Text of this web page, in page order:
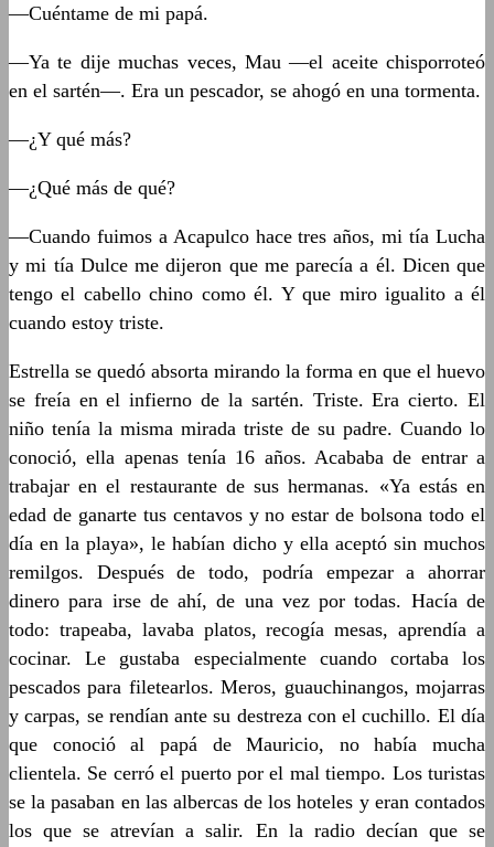
—Cuéntame de mi papá.
—Ya te dije muchas veces, Mau —el aceite chisporroteó
en el sartén—. Era un pescador, se ahogó en una tormenta.
—¿Y qué más?
—¿Qué más de qué?
—Cuando fuimos a Acapulco hace tres años, mi tía Lucha
y mi tía Dulce me dijeron que me parecía a él. Dicen que
tengo el cabello chino como él. Y que miro igualito a él
cuando estoy triste.
Estrella se quedó absorta mirando la forma en que el huevo
se freía en el infierno de la sartén. Triste. Era cierto. El
niño tenía la misma mirada triste de su padre. Cuando lo
conoció, ella apenas tenía 16 años. Acababa de entrar a
trabajar en el restaurante de sus hermanas. «Ya estás en
edad de ganarte tus centavos y no estar de bolsona todo el
día en la playa», le habían dicho y ella aceptó sin muchos
remilgos. Después de todo, podría empezar a ahorrar
dinero para irse de ahí, de una vez por todas. Hacía de
todo: trapeaba, lavaba platos, recogía mesas, aprendía a
cocinar. Le gustaba especialmente cuando cortaba los
pescados para filetearlos. Meros, guauchinangos, mojarras
y carpas, se rendían ante su destreza con el cuchillo. El día
que conoció al papá de Mauricio, no había mucha
clientela. Se cerró el puerto por el mal tiempo. Los turistas
se la pasaban en las albercas de los hoteles y eran contados
los que se atrevían a salir. En la radio decían que se